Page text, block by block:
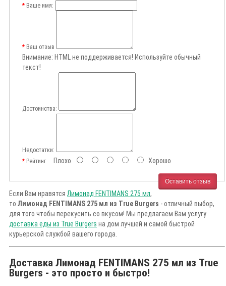
Ваше имя:
Ваш отзыв
Внимание: HTML не поддерживается! Используйте обычный
текст!
Достоинства:
Недостатки:
РейтингПлохо Хорошо
Оставить отзыв
Если Вам нравятся Лимонад FENTIMANS 275 мл,
то Лимонад FENTIMANS 275 мл из True Burgers - отличный выбор,
для того чтобы перекусить со вкусом! Мы предлагаем Вам услугу
доставка еды из True Burgers на дом лучшей и самой быстрой
курьерской службой вашего города.
Доставка Лимонад FENTIMANS 275 мл из True
Burgers - это просто и быстро!